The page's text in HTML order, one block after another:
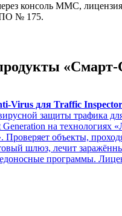
консоль MMC,
ПО № 175.
Virus для Traffic
защиты трафика
на технологиях
Проверяет объекты,
шлюз, лечит
программы.